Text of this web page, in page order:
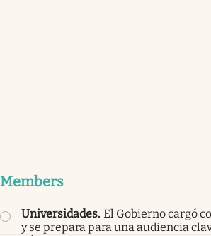
Members
Universidades. El Gobierno cargó
y se prepara para una audiencia